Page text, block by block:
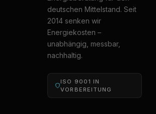
deutschen Mittelstand. Seit
2014 senken wir
Energiekosten –
unabhängig, messbar,
nachhaltig.
ISO 9001 IN
VORBEREITUNG